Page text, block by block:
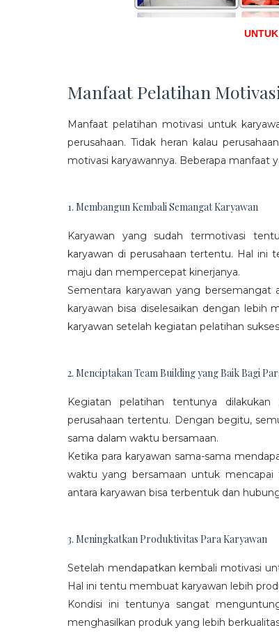
Manfaat Pelatihan
Manfaat pelatihan motivasi untuk
perusahaan. Tidak heran kalau
motivasi karyawannya. Beberapa manfaat
1. Membangun Kembali Semangat Karyawan
Karyawan yang sudah termotivasi
karyawan di perusahaan tertentu. Hal ini
maju dan mempercepat kinerjanya.
Sementara karyawan yang bersemangat
karyawan bisa diselesaikan dengan lebih
karyawan setelah kegiatan pelatihan
2. Menciptakan Team Building yang Baik Bagi
Kegiatan pelatihan tentunya
perusahaan tertentu. Dengan begitu,
sama dalam waktu bersamaan.
Ketika para karyawan sama-sama
waktu yang bersamaan untuk mencapai
antara karyawan bisa terbentuk dan
3. Meningkatkan Produktivitas Para Karyawan
Setelah mendapatkan kembali motivasi
Hal ini tentu membuat karyawan lebih
Kondisi ini tentunya sangat
menghasilkan produk yang lebih